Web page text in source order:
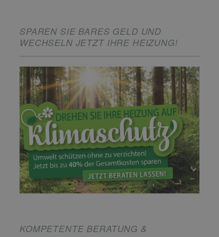
SPAREN SIE BARES GELD UND
WECHSELN JETZT IHRE HEIZUNG!
KOMPETENTE BERATUNG &